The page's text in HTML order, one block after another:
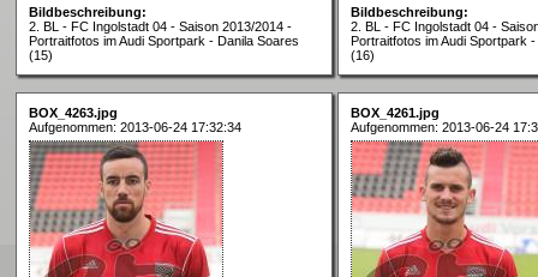
Bildbeschreibung:
2. BL - FC Ingolstadt 04 - Saison 2013/2014 -
Portraitfotos im Audi Sportpark - Danila Soares
(15)
Bildbeschreibung:
2. BL - FC Ingolstadt 04 -
Portraitfotos im Audi Sportpark
(16)
BOX_4263.jpg
Aufgenommen: 2013-06-24 17:32:34
BOX_4261.jpg
Aufgenommen: 2013-06-24